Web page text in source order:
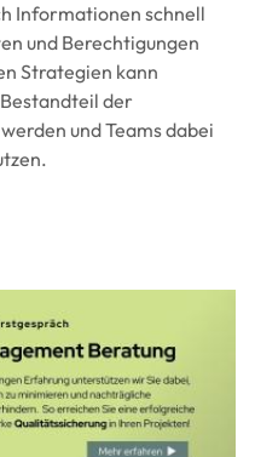
Informationen schnell
und Berechtigungen
Strategien kann
der
und Teams dabei